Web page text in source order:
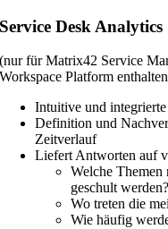
Service Desk Analytics
(nur für Matrix42 Service
Workspace Platform
Intuitive und
Definition und
Zeitverlauf
Liefert Antworten auf
Welche
geschult werden?
Wo treten die
Wie häufig